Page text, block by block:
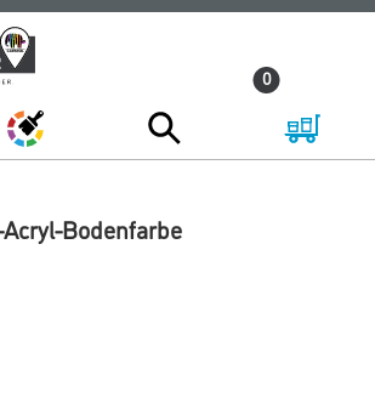
0
Bodenfarbe